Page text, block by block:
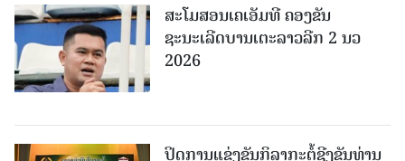
ສະໂມສອນເຄເອັມທີ ຄອງຂັນ
ຊະນະເລີດບານເຕະລາວລີກ 2 ນວ
2026
ປິດການແຂ່ງຂັນກິລາກະຕໍ້ຊີງຂັນທ່ານ